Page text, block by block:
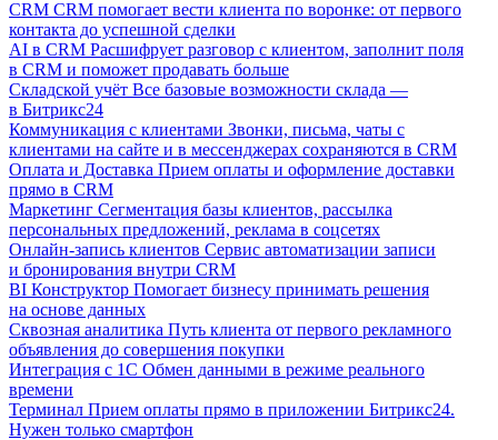
CRM CRM помогает вести клиента по воронке: от первого
контакта до успешной сделки
AI в CRM Расшифрует разговор с клиентом, заполнит поля
в CRM и поможет продавать больше
Складской учёт Все базовые возможности склада —
в Битрикс24
Коммуникация с клиентами Звонки, письма, чаты с
клиентами на сайте и в мессенджерах сохраняются в CRM
Оплата и Доставка Прием оплаты и оформление доставки
прямо в CRM
Маркетинг Сегментация базы клиентов, рассылка
персональных предложений, реклама в соцсетях
Онлайн-запись клиентов Сервис автоматизации записи
и бронирования внутри CRM
BI Конструктор Помогает бизнесу принимать решения
на основе данных
Сквозная аналитика Путь клиента от первого рекламного
объявления до совершения покупки
Интеграция с 1С Обмен данными в режиме реального
времени
Терминал Прием оплаты прямо в приложении Битрикс24.
Нужен только смартфон